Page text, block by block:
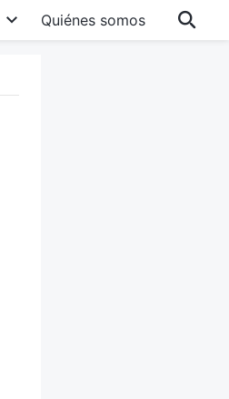
Quiénes somos